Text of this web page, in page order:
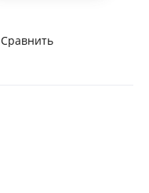
Сравнить